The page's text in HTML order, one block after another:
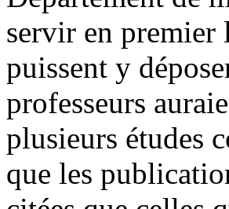
servir en premier
puissent y
professeurs
plusieurs études
que les